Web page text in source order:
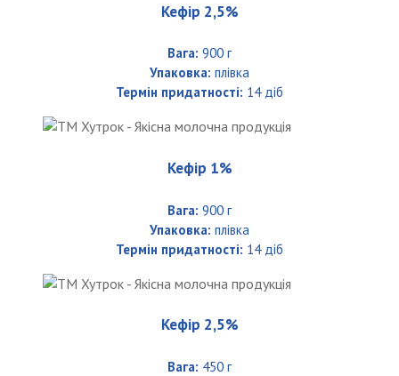
Кефір 2,5%
Вага: 900 г
Упаковка: плівка
Термін придатності: 14 діб
Кефір 1%
Вага: 900 г
Упаковка: плівка
Термін придатності: 14 діб
Кефір 2,5%
Вага: 450 г